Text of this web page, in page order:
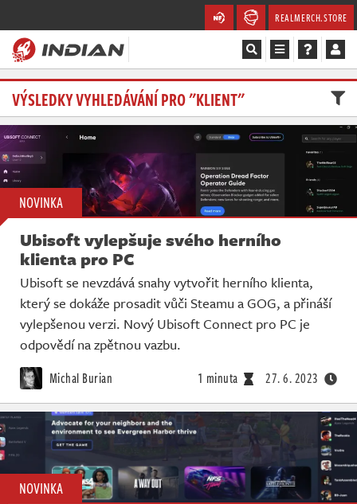
REALMERCH.STORE
Magazín
Recenze
Videa
Soutěže
Databáze
Komunita
Redakce
Živě
VÝSLEDKY VYHLEDÁVÁNÍ PRO "KLIENT"
NOVINKA
Ubisoft vylepšuje svého herního
klienta pro PC
Ubisoft se nevzdává snahy vytvořit herního klienta,
který se dokáže prosadit vůči Steamu a GOG, a přináší
vylepšenou verzi. Nový Ubisoft Connect pro PC je
odpovědí na zpětnou vazbu.
Michal Burian 1 minuta 27. 6. 2023
NOVINKA